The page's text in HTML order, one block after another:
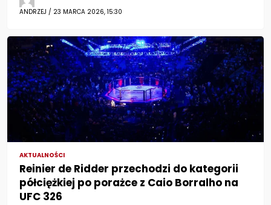
ANDRZEJ / 23 MARCA 2026, 15:30
AKTUALNOŚCI
Reinier de Ridder przechodzi do kategorii
półciężkiej po porażce z Caio Borralho na
UFC 326